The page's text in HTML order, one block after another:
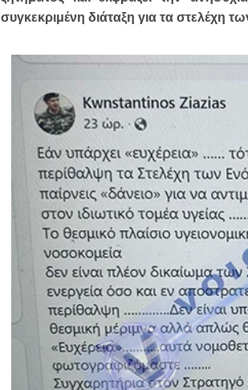
συγκεκριμένη διάταξη για τα στελέχη